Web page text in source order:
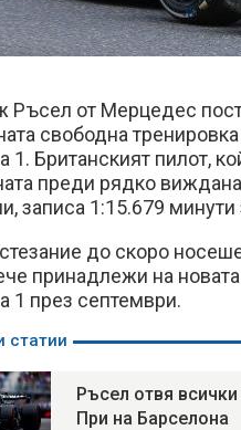
от Мерцедес
свободна
1. Британският пилот,
преди рядко
записа 1:15.679
до скоро
принадлежи на
1 през септември.
статии
Ръсел отвя
При на Барселона